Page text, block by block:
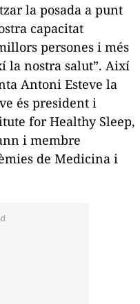
la posada a punt
capacitat
persones i més
la nostra salut”. Així
Antoni Esteve la
és president i
for Healthy Sleep,
i membre
de Medicina i